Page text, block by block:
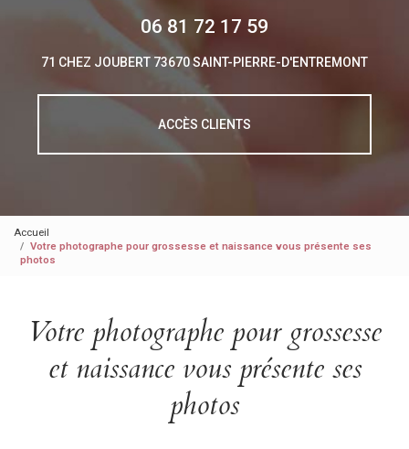
06 81 72 17 59
71 CHEZ JOUBERT 73670 SAINT-PIERRE-D'ENTREMONT
ACCÈS CLIENTS
Accueil
Votre photographe pour grossesse et naissance vous présente ses
photos
Votre photographe pour grossesse
et naissance vous présente ses
photos